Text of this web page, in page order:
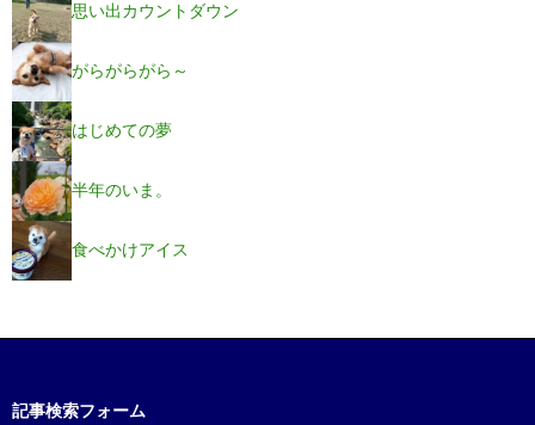
思い出カウントダウン
がらがらがら～
はじめての夢
半年のいま。
食べかけアイス
記事検索フォーム